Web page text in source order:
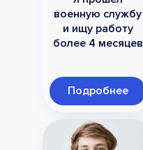
военную службу
и ищу работу
более 4 месяцев
Подробнее